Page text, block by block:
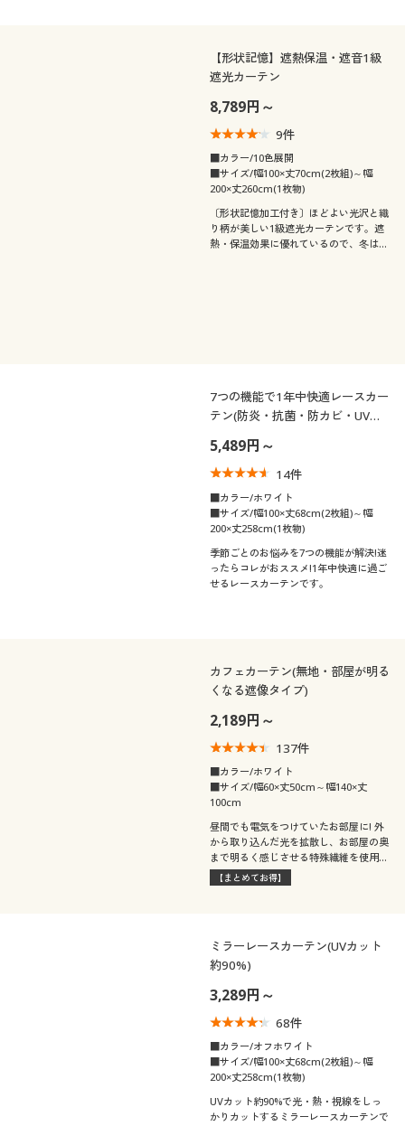
【形状記憶】遮熱保温・遮音1級
遮光カーテン
8,789円～
9件
■カラー/10色展開
■サイズ/幅100×丈70cm(2枚組)～幅
200×丈260cm(1枚物)
〔形状記憶加工付き〕ほどよい光沢と織
り柄が美しい1級遮光カーテンです。遮
熱・保温効果に優れているので、冬は暖
7つの機能で1年中快適レースカー
テン(防炎・抗菌・防カビ・UVカ
5,489円～
14件
■カラー/ホワイト
■サイズ/幅100×丈68cm(2枚組)～幅
200×丈258cm(1枚物)
季節ごとのお悩みを7つの機能が解決!迷
ったらコレがおススメ!1年中快適に過ご
せるレースカーテンです。
カフェカーテン(無地・部屋が明る
くなる遮像タイプ)
2,189円～
137件
■カラー/ホワイト
■サイズ/幅60×丈50cm～幅140×丈
100cm
昼間でも電気をつけていたお部屋に! 外
から取り込んだ光を拡散し、お部屋の奥
まで明るく感じさせる特殊繊維を使用し
たカフェカーテンです。UVカット・ミ
ラー効果・防炎機能もプラスしました。
【まとめてお得】
ミラーレースカーテン(UVカット
約90%)
3,289円～
68件
■カラー/オフホワイト
■サイズ/幅100×丈68cm(2枚組)～幅
200×丈258cm(1枚物)
UVカット約90%で光・熱・視線をしっ
かりカットするミラーレースカーテンで